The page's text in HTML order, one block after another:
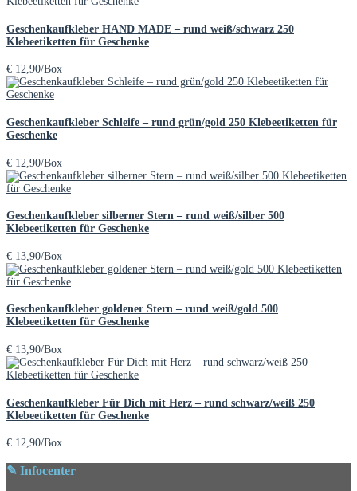
Geschenkaufkleber HAND MADE – rund weiß/schwarz 250
Klebeetiketten für Geschenke
€ 12,90/Box
Geschenkaufkleber Schleife – rund grün/gold 250 Klebeetiketten für
Geschenke
€ 12,90/Box
Geschenkaufkleber silberner Stern – rund weiß/silber 500
Klebeetiketten für Geschenke
€ 13,90/Box
Geschenkaufkleber goldener Stern – rund weiß/gold 500
Klebeetiketten für Geschenke
€ 13,90/Box
Geschenkaufkleber Für Dich mit Herz – rund schwarz/weiß 250
Klebeetiketten für Geschenke
€ 12,90/Box
✎ Infocenter